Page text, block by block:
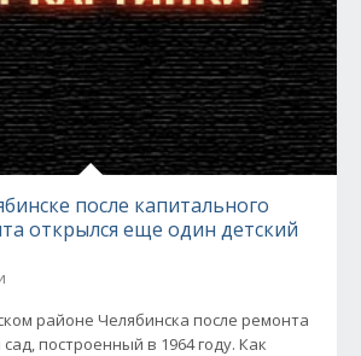
после капитального
открылся еще один детский
районе Челябинска после ремонта
построенный в 1964 году. Как